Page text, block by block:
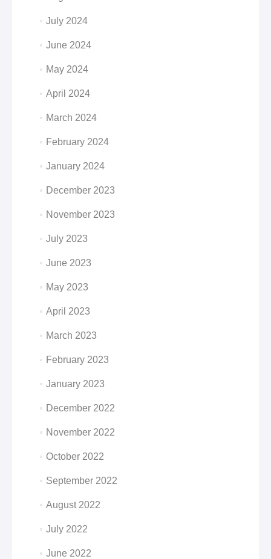
July 2024
June 2024
May 2024
April 2024
March 2024
February 2024
January 2024
December 2023
November 2023
July 2023
June 2023
May 2023
April 2023
March 2023
February 2023
January 2023
December 2022
November 2022
October 2022
September 2022
August 2022
July 2022
June 2022